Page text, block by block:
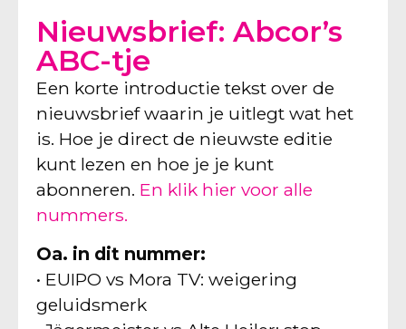
Nieuwsbrief: Abcor’s
ABC-tje
Een korte introductie tekst over de
nieuwsbrief waarin je uitlegt wat het
is. Hoe je direct de nieuwste editie
kunt lezen en hoe je je kunt
abonneren. En klik hier voor alle
nummers.
Oa. in dit nummer:
• EUIPO vs Mora TV: weigering
geluidsmerk